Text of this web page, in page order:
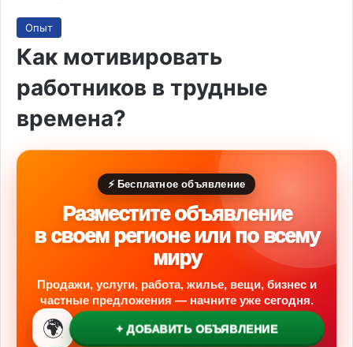
Опыт
Как мотивировать
работников в трудные
времена?
⚡ Бесплатное объявление
Разместите объявление
в своем регионе или по всему
миру
Продажи, услуги, работа, жилье, вещи, бизнес и
частные предложения — начните уже сегодня.
🌍 + ДОБАВИТЬ ОБЪЯВЛЕНИЕ